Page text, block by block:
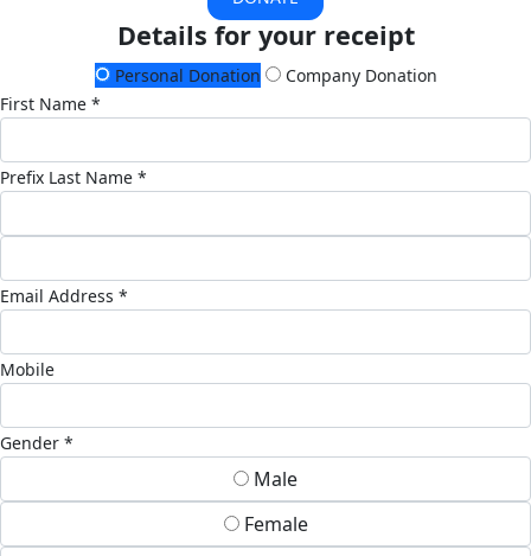
Details for your receipt
Personal Donation
Company Donation
First Name *
Prefix Last Name *
Email Address *
Mobile
Gender *
Male
Female